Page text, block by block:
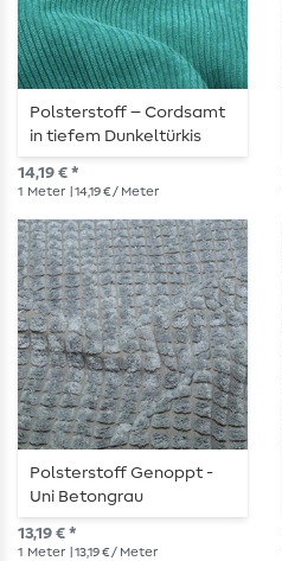
Polsterstoff – Cordsamt
in tiefem Dunkeltürkis
14,19 € *
1 Meter | 14,19 € / Meter
Polsterstoff Genoppt -
Uni Betongrau
13,19 € *
1 Meter | 13,19 € / Meter